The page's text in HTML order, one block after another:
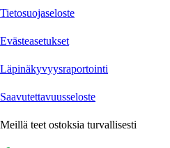
Tietosuojaseloste
Evästeasetukset
Läpinäkyvyysraportointi
Saavutettavuusseloste
Meillä teet ostoksia turvallisesti